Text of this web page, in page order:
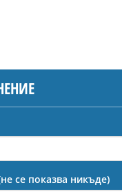
се показва никъде)